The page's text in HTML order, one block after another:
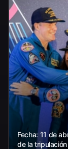
Fecha: 11 de
de la